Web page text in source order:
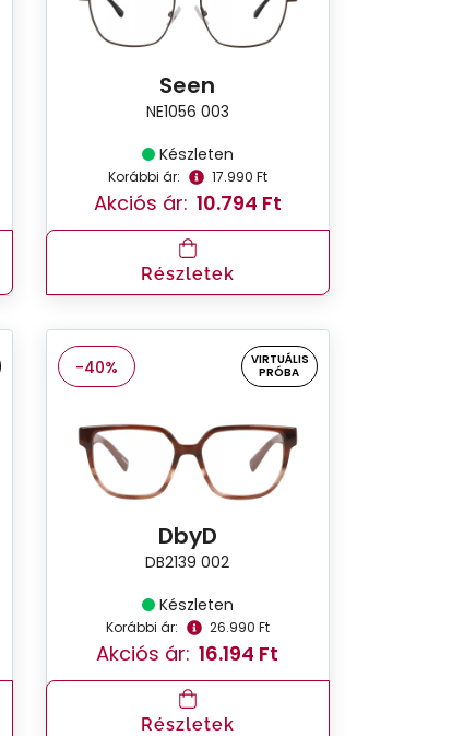
Seen
NE1056 003
Készleten
Korábbi ár: 17.990 Ft
Akciós ár: 10.794 Ft
Részletek
-40%
VIRTUÁLIS
PRÓBA
DbyD
DB2139 002
Készleten
Korábbi ár: 26.990 Ft
Akciós ár: 16.194 Ft
Részletek